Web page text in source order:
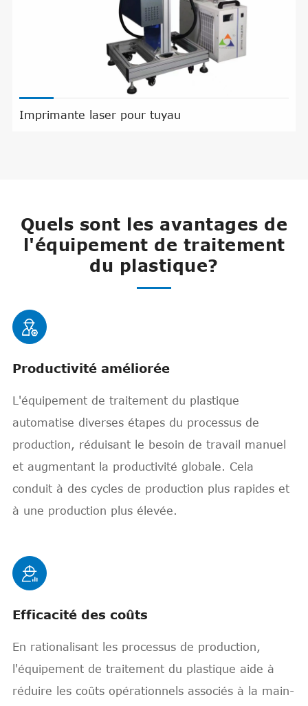
Imprimante laser pour tuyau
Quels sont les avantages de
l'équipement de traitement
du plastique?

Productivité améliorée
L'équipement de traitement du plastique
automatise diverses étapes du processus de
production, réduisant le besoin de travail manuel
et augmentant la productivité globale. Cela
conduit à des cycles de production plus rapides et
à une production plus élevée.

Efficacité des coûts
En rationalisant les processus de production,
l'équipement de traitement du plastique aide à
réduire les coûts opérationnels associés à la main-